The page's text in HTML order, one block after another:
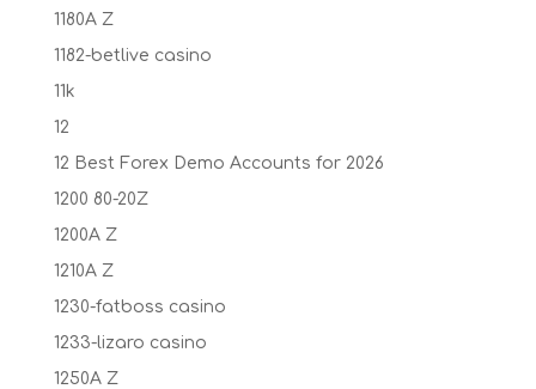
1180A Z
1182-betlive casino
11k
12
12 Best Forex Demo Accounts for 2026
1200 80-20Z
1200A Z
1210A Z
1230-fatboss casino
1233-lizaro casino
1250A Z